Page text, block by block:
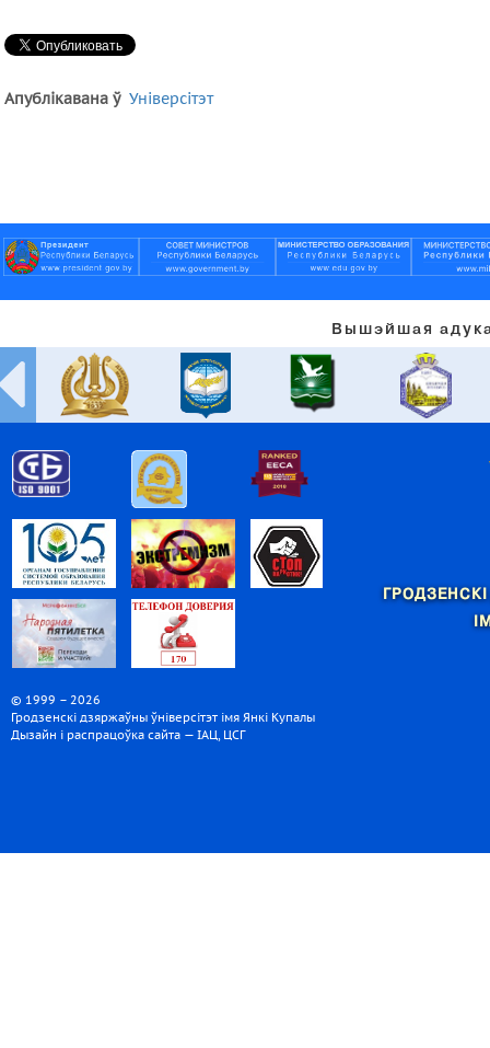
Апублікавана ў Універсітэт
Вышэйшая
© 1999 – 2026
Гродзенскі дзяржаўны ўніверсітэт імя Янкі Купалы
Дызайн і распрацоўка сайта — ІАЦ, ЦСГ